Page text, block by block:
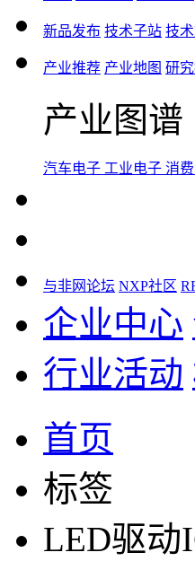
新品发布 技术子站 技
产业推荐 产业地图 研
产业图谱
汽车电子 工业电子 消
与非网论坛 NXP社区
企业中心
行业活动
首页
标签
LED驱动